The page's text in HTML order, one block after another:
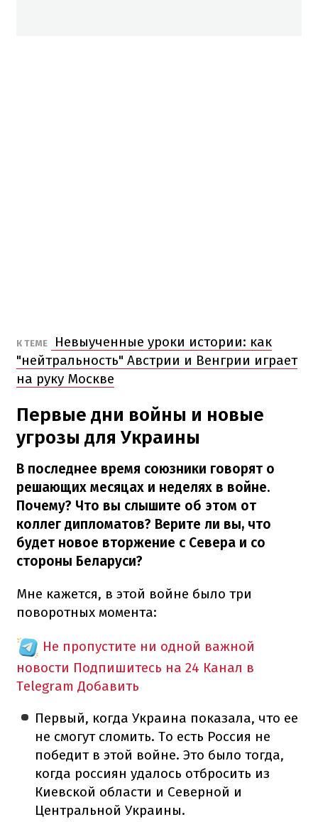
К ТЕМЕ
Невыученные уроки истории: как
"нейтральность" Австрии и Венгрии играет
на руку Москве
Первые дни войны и новые
угрозы для Украины
В последнее время союзники говорят о
решающих месяцах и неделях в войне.
Почему? Что вы слышите об этом от
коллег дипломатов? Верите ли вы, что
будет новое вторжение с Севера и со
стороны Беларуси?
Мне кажется, в этой войне было три
поворотных момента:
Не пропустите ни одной важной
новости Подпишитесь на 24 Канал в
Telegram Добавить
Первый, когда Украина показала, что ее
не смогут сломить. То есть Россия не
победит в этой войне. Это было тогда,
когда россиян удалось отбросить из
Киевской области и Северной и
Центральной Украины.